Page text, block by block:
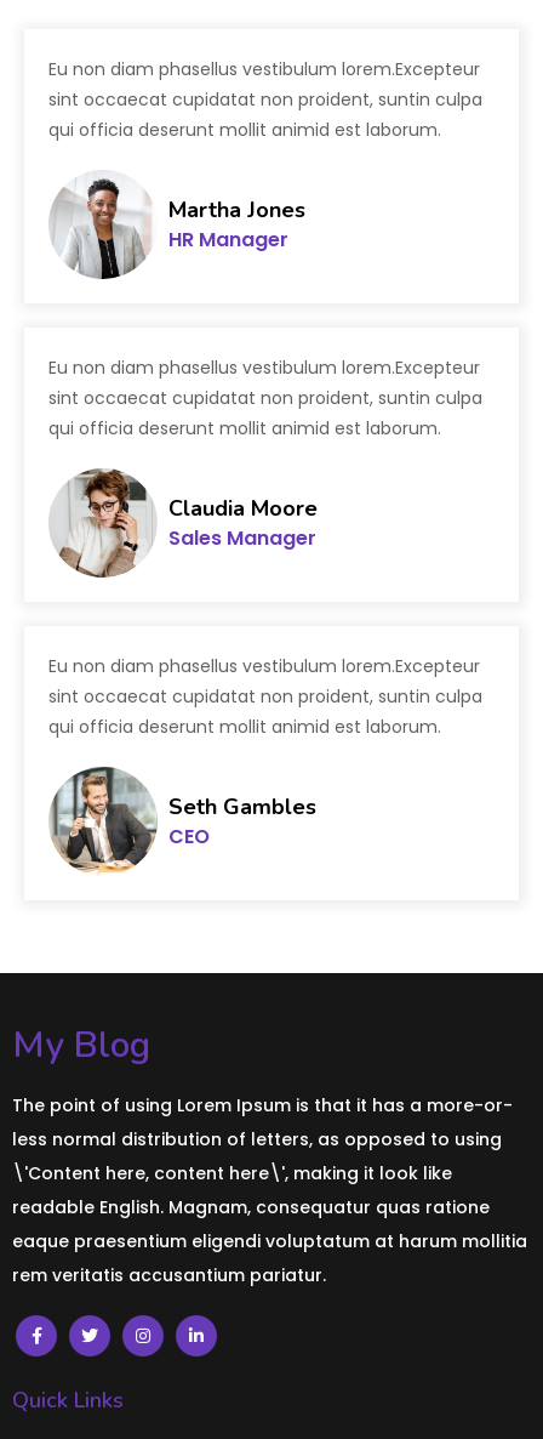
Eu non diam phasellus vestibulum lorem.Excepteur
sint occaecat cupidatat non proident, suntin culpa
qui officia deserunt mollit animid est laborum.
Martha Jones
HR Manager
Eu non diam phasellus vestibulum lorem.Excepteur
sint occaecat cupidatat non proident, suntin culpa
qui officia deserunt mollit animid est laborum.
Claudia Moore
Sales Manager
Eu non diam phasellus vestibulum lorem.Excepteur
sint occaecat cupidatat non proident, suntin culpa
qui officia deserunt mollit animid est laborum.
Seth Gambles
CEO
My Blog
The point of using Lorem Ipsum is that it has a more-or-
less normal distribution of letters, as opposed to using
\'Content here, content here\', making it look like
readable English. Magnam, consequatur quas ratione
eaque praesentium eligendi voluptatum at harum mollitia
rem veritatis accusantium pariatur.
Quick Links